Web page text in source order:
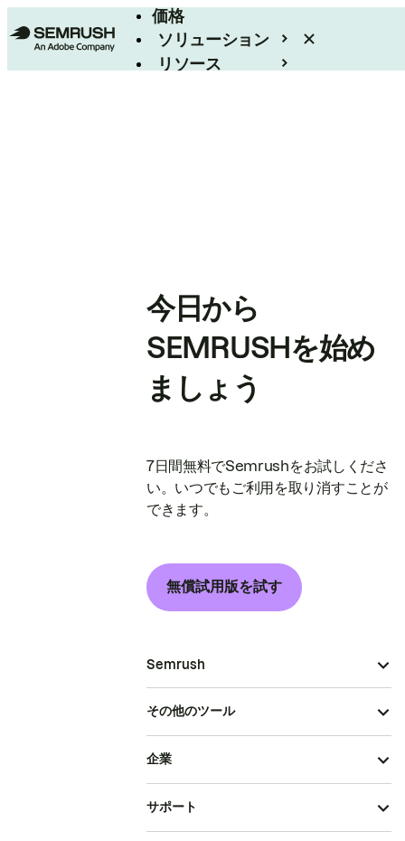
価格
ソリューション
リソース
今日から
SEMRUSHを始め
ましょう
7日間無料でSemrushをお試しくださ
い。いつでもご利用を取り消すことが
できます。
無償試用版を試す
Semrush
その他のツール
企業
サポート